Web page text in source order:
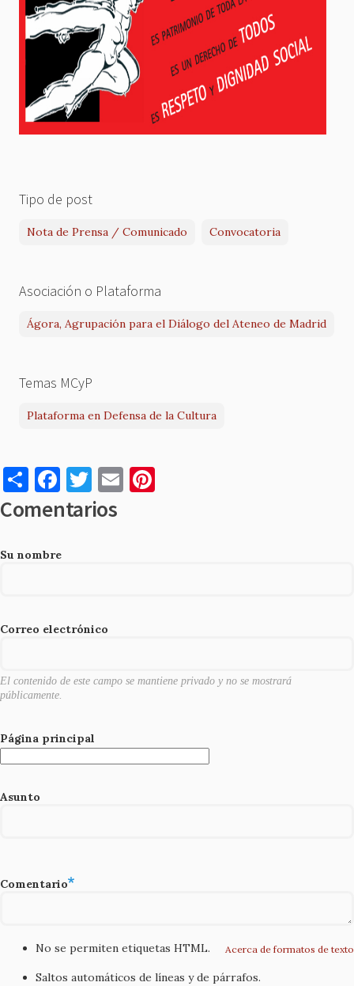
Tipo de post
Nota de Prensa / Comunicado Convocatoria
Asociación o Plataforma
Ágora, Agrupación para el Diálogo del Ateneo de Madrid
Temas MCyP
Plataforma en Defensa de la Cultura
S
h
ar
e
F
a
c
e
o
T
w
it
E
m
Comentarios
Su nombre
Correo electrónico
El contenido de este campo se mantiene privado y no se mostrará
públicamente.
Página principal
Asunto
Comentario
Acerca de formatos de texto
No se permiten etiquetas HTML.
Saltos automáticos de líneas y de párrafos.